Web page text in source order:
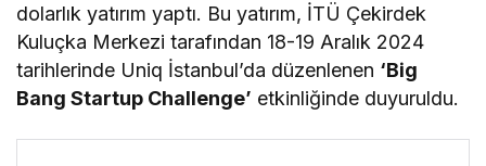
dolarlık yatırım yaptı. Bu yatırım, İTÜ Çekirdek
Kuluçka Merkezi tarafından 18-19 Aralık 2024
tarihlerinde Uniq İstanbul’da düzenlenen ‘Big
Bang Startup Challenge’ etkinliğinde duyuruldu.